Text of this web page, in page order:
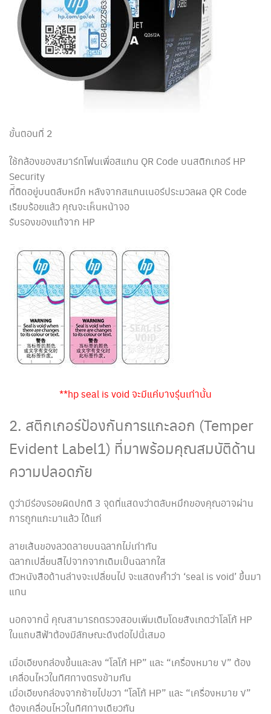
ขั้นตอนที่ 2
ใช้กล้องของสมาร์ทโฟนเพื่อสแกน QR Code บนสติกเกอร์ HP
Security
ที่ิติดอยู่บนตลับหมึก หลังจากสแกนเนอร์ประมวลผล QR Code
เรียบร้อยแล้ว คุณจะเห็นหน้าจอ
รับรองของแท้จาก HP
**hp seal is void จะมีแค่บางรุ่นเท่านั้น
2. สติกเกอร์ป้องกันการแกะลอก (Temper
Evident Label1) ที่มาพร้อมคุณสมบัติด้าน
ความปลอดภัย
ดูว่ามีร่องรอยผิดปกติ 3 จุดที่แสดงว่าตลับหมึกของคุณอาจผ่าน
การถูกแกะมาแล้ว ได้แก่
ลายเส้นของลวดลายบนฉลากไม่เท่ากัน
ฉลากเปลี่ยนสีไปจากจากเดิมเป็นฉลากใส
ตัวหนังสือด้านล่างจะเปลี่ยนไป จะแสดงคำว่า ‘seal is void’ ขึ้นมา
แทน
นอกจากนี้ คุณสามารถตรวจสอบเพิ่มเติมโดยสังเกตว่าโลโก้ HP
ในแถบสีฟ้าต้องมีลักษณะดังต่อไปนี้เสมอ
เมื่อเอียงกล่องขึ้นและลง “โลโก้ HP” และ “เครื่องหมาย √” ต้อง
เคลื่อนไหวในทิศทางตรงข้ามกัน
เมื่อเอียงกล่องจากซ้ายไปขวา “โลโก้ HP” และ “เครื่องหมาย √”
ต้องเคลื่อนไหวในทิศทางเดียวกัน